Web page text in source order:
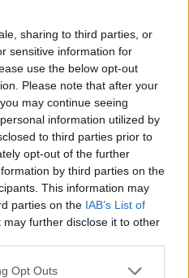
sharing to third parties, or
sensitive information for
use the below opt-out
Please note that after your
may continue seeing
information utilized by
to third parties prior to
opt-out of the further
by third parties on the
This information may
parties on the IAB’s List of
may further disclose it to other
uses one or more Google
Opt Outs
und die alle ein
von Tripadvisor
an Bädern, die die
der
Die Tripadvisor-
natürliche Schönheit der
Kombination
Stadt perfekt für alle
oder ein
Ein weiterer
als Königin der Donau